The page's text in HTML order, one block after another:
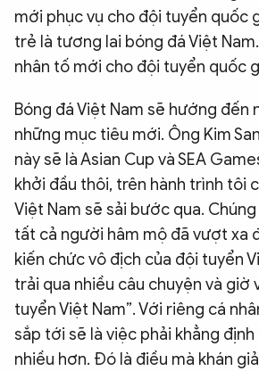
mới phục vụ cho đội tuyển quốc
trẻ là tương lai bóng đá Việt
nhân tố mới cho đội tuyển quốc
Bóng đá Việt Nam sẽ hướng đến
những mục tiêu mới. Ông Kim
này sẽ là Asian Cup và SEA
khởi đầu thôi, trên hành trình tôi
Việt Nam sẽ sải bước qua.
tất cả người hâm mộ đã vượt xa
kiến chức vô địch của đội tuyển
trải qua nhiều câu chuyện và giờ
tuyển Việt Nam”. Với riêng cá
sắp tới sẽ là việc phải khẳng định
nhiều hơn. Đó là điều mà khán